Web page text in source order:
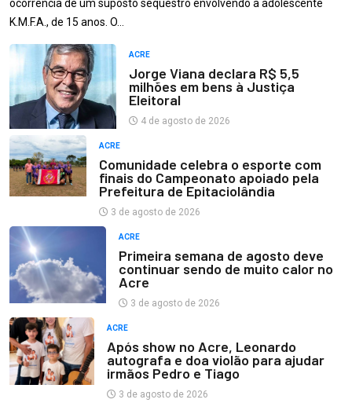
ocorrência de um suposto sequestro envolvendo a adolescente
K.M.F.A., de 15 anos. O…
ACRE
Jorge Viana declara R$ 5,5
milhões em bens à Justiça
Eleitoral
4 de agosto de 2026
ACRE
Comunidade celebra o esporte com
finais do Campeonato apoiado pela
Prefeitura de Epitaciolândia
3 de agosto de 2026
ACRE
Primeira semana de agosto deve
continuar sendo de muito calor no
Acre
3 de agosto de 2026
ACRE
Após show no Acre, Leonardo
autografa e doa violão para ajudar
irmãos Pedro e Tiago
3 de agosto de 2026